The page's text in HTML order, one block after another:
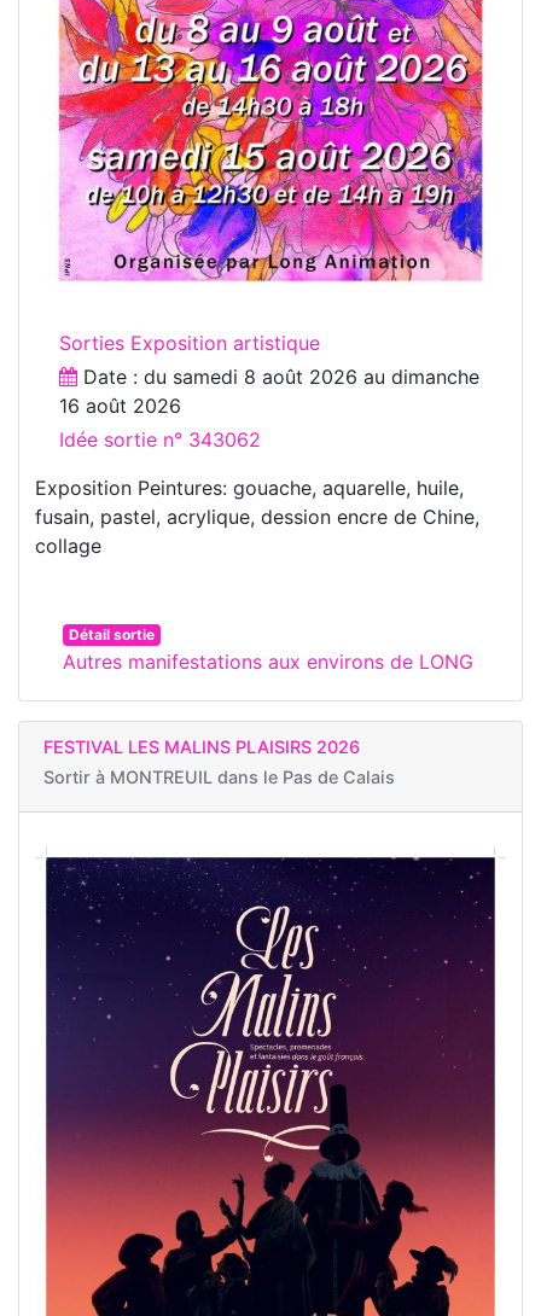
Sorties Exposition artistique
Date : du samedi 8 août 2026 au dimanche
16 août 2026
Idée sortie n° 343062
Exposition Peintures: gouache, aquarelle, huile,
fusain, pastel, acrylique, dession encre de Chine,
collage
Détail sortie
Autres manifestations aux environs de LONG
FESTIVAL LES MALINS PLAISIRS 2026
Sortir à MONTREUIL dans le Pas de Calais